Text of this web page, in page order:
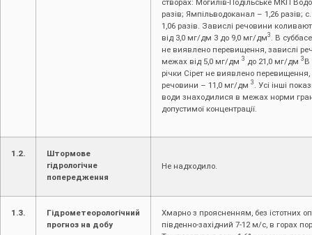
разів; Ямпільводоканал – 1,26 разів;
1,06 разів. Завислі речовини
від 3,0 мг/дм 3 до 9,0 мг/дм3
. В
не виявлено перевищення, завислі
межах від 5,0 мг/дм 3 до 21,0 мг/дм 3 В
річки Сірет не виявлено перевищення,
речовини – 11,0 мг/дм 3
. Усі інші
води знаходилися в межах норми
допустимої концентрації.
1.2.
Штормове
гідрологічне
попередження
Не надходило.
1.3.
Гідрометеорологічний
прогноз на добу
Хмарно з проясненням, без істотних
південно-західний 7-12 м/с, в горах